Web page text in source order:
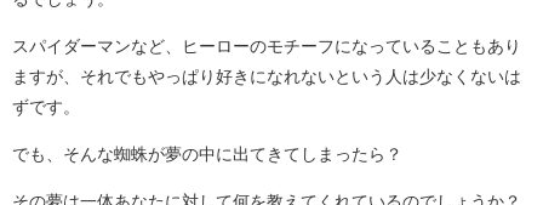
スパイダーマンなど、ヒーローのモチーフになっていることもあり
ますが、それでもやっぱり好きになれないという人は少なくないは
ずです。
でも、そんな蜘蛛が夢の中に出てきてしまったら？
その夢は一体あなたに対して何を教えてくれているのでしょうか？